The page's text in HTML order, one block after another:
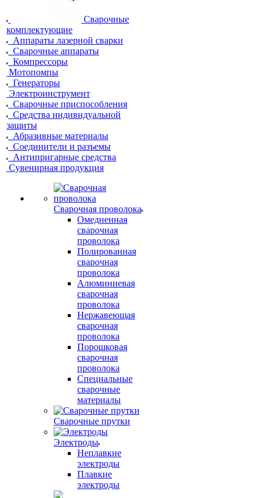
Сварочные
комплектующие
Аппараты лазерной сварки
Сварочные аппараты
Компрессоры
Мотопомпы
Генераторы
Электроинструмент
Сварочные приспособления
Средства индивидуальной
защиты
Абразивные материалы
Соединители и разъемы
Антипригарные средства
Сувенирная продукция
Сварочная проволока
Омедненная
сварочная
проволока
Полированная
сварочная
проволока
Алюминиевая
сварочная
проволока
Нержавеющая
сварочная
проволока
Порошковая
сварочная
проволока
Специальные
сварочные
материалы
Сварочные прутки
Электроды
Неплавкие
электроды
Плавкие
электроды